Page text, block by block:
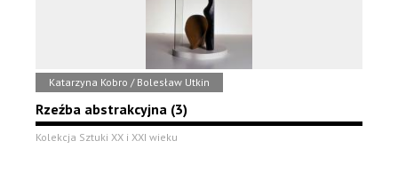
Katarzyna Kobro / Bolesław Utkin
Rzeźba abstrakcyjna (3)
Kolekcja Sztuki XX i XXI wieku